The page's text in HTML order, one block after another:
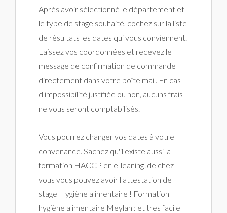
Après avoir sélectionné le département et
le type de stage souhaité, cochez sur la liste
de résultats les dates qui vous conviennent.
Laissez vos coordonnées et recevez le
message de confirmation de commande
directement dans votre boîte mail. En cas
d'impossibilité justifiée ou non, aucuns frais
ne vous seront comptabilisés.
Vous pourrez changer vos dates à votre
convenance. Sachez qu'il existe aussi la
formation HACCP en e-leaning ,de chez
vous vous pouvez avoir l'attestation de
stage Hygiène alimentaire ! Formation
hygiène alimentaire Meylan : et tres facile